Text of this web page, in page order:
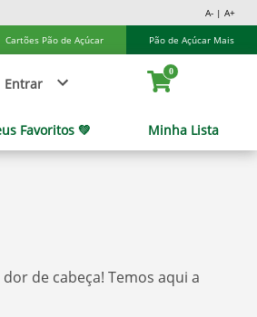
A- | A+
Cartões Pão de Açúcar Pão de Açúcar Mais
Entrar
0
Favoritos 💚 Minha Lista
de cabeça! Temos aqui a